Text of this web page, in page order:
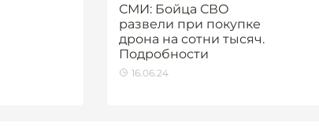
СМИ: Бойца СВО
развели при покупке
дрона на сотни тысяч.
Подробности
16.06.24